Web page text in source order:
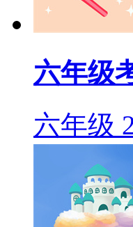
六年级
六年级